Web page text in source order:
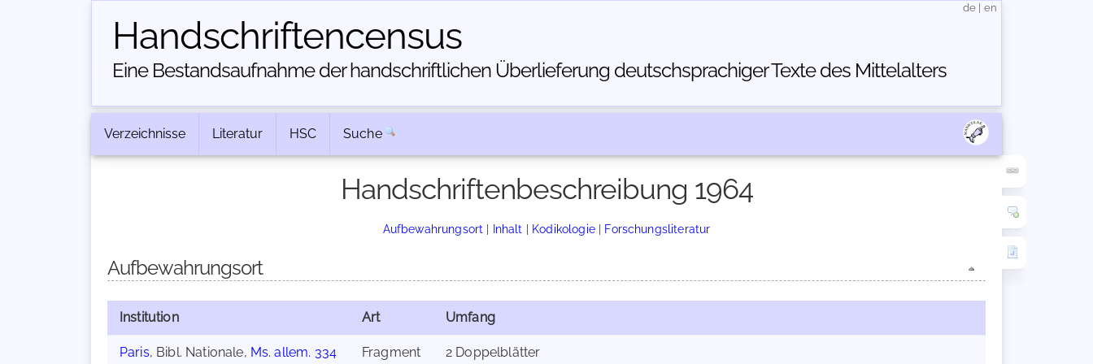
Handschriften­census
Eine Bestandsaufnahme der handschriftlichen Über­lieferung deutschsprachiger Texte des Mittelalters
de en
Verzeichnisse Literatur HSC Suche
Handschriftenbeschreibung 1964
Aufbewahrungsort | Inhalt | Kodikologie| Forschungsliteratur
Aufbewahrungsort
Institution Art Umfang
Paris, Bibl. Nationale, Ms. allem. 334 Fragment 2 Doppelblätter